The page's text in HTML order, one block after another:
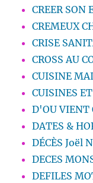
CREER SON
CREMEUX
CRISE
CROSS AU
CUISINE
CUISINES
D'OU VIENT
DATES &
DÉCÈS Joël
DECES
DEFILES